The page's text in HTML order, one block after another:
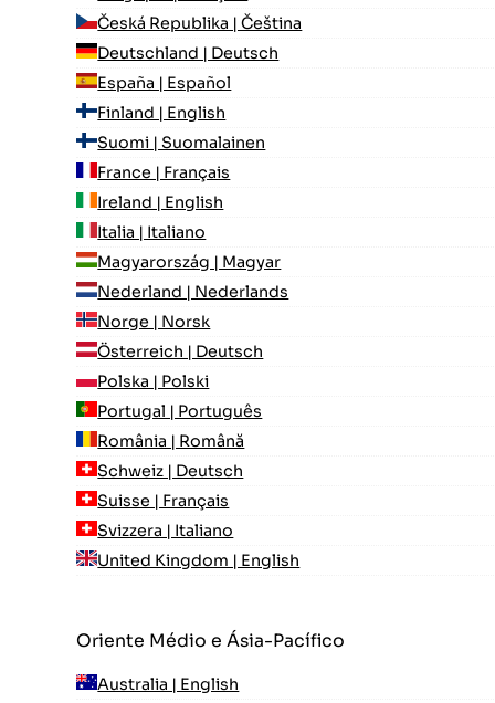
Česká Republika | Čeština
Deutschland | Deutsch
España | Español
Finland | English
Suomi | Suomalainen
France | Français
Ireland | English
Italia | Italiano
Magyarország | Magyar
Nederland | Nederlands
Norge | Norsk
Österreich | Deutsch
Polska | Polski
Portugal | Português
România | Română
Schweiz | Deutsch
Suisse | Français
Svizzera | Italiano
United Kingdom | English
Oriente Médio e Ásia-Pacífico
Australia | English